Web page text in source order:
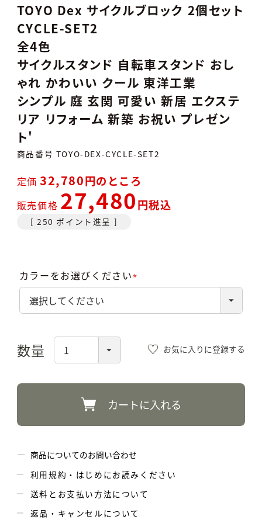
TOYO Dex サイクルブロック 2個セット
CYCLE-SET2
全4色
サイクルスタンド 自転車スタンド おし
ゃれ かわいい クール 東洋工業
シンプル 庭 玄関 可愛い 新居 エクステ
リア リフォーム 新築 お祝い プレゼン
ト'
商品番号 TOYO-DEX-CYCLE-SET2
定価 32,780 のところ
販売価格 27,480 税込
[ 250 ポイント進呈 ]
カラーをお選びください
お気に入りに登録する
カートに入れる
商品についてのお問い合わせ
利用規約・はじめにお読みください
送料とお支払い方法について
返品・キャンセルについて